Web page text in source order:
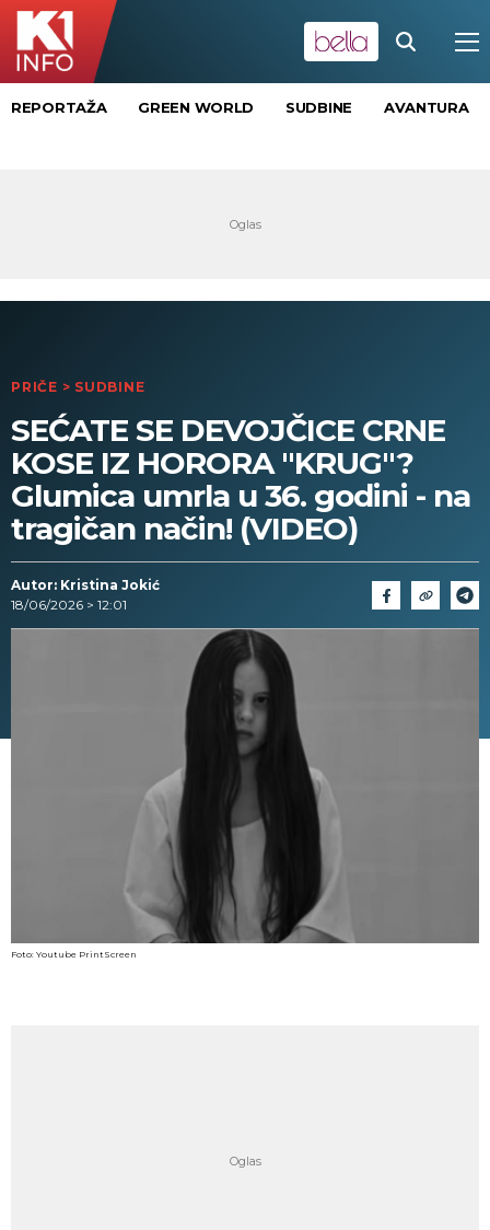
REPORTAŽA GREEN WORLD SUDBINE AVANTURA
PRIČE > SUDBINE
SEĆATE SE DEVOJČICE CRNE
KOSE IZ HORORA "KRUG"?
Glumica umrla u 36. godini - na
tragičan način! (VIDEO)
Autor: Kristina Jokić
18/06/2026 > 12:01
Foto: Youtube PrintScreen